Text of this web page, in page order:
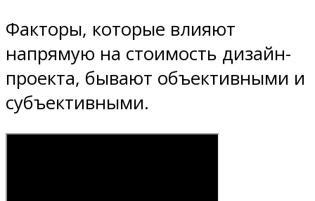
Факторы, которые влияют
напрямую на стоимость дизайн-
проекта, бывают объективными и
субъективными.